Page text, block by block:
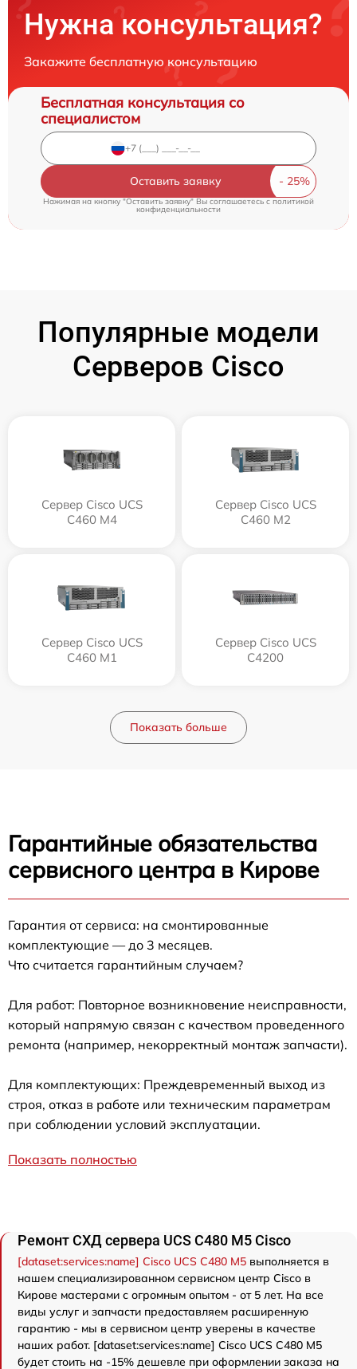
Нужна консультация?
Закажите бесплатную консультацию
Бесплатная консультация со
специалистом
Оставить заявку
Нажимая на кнопку "Оставить заявку" Вы соглашаетесь cполитикой
конфиденциальности
Популярные модели
Серверов Cisco
Сервер Cisco UCS
C460 M4
Сервер Cisco UCS
C460 M2
Сервер Cisco UCS
C460 M1
Сервер Cisco UCS
C4200
Показать больше
Гарантийные обязательства
сервисного центра в Кирове
Гарантия от сервиса: на смонтированные
комплектующие — до 3 месяцев.
Что считается гарантийным случаем?
Для работ: Повторное возникновение неисправности,
который напрямую связан с качеством проведенного
ремонта (например, некорректный монтаж запчасти).
Для комплектующих: Преждевременный выход из
строя, отказ в работе или техническим параметрам
при соблюдении условий эксплуатации.
Показать полностью
Ремонт СХД сервера UCS C480 M5 Cisco
[dataset:services:name] Cisco UCS C480 M5 выполняется в
нашем специализированном сервисном центр Cisco в
Кирове мастерами с огромным опытом - от 5 лет. На все
виды услуг и запчасти предоставляем расширенную
гарантию - мы в сервисном центр уверены в качестве
наших работ. [dataset:services:name] Cisco UCS C480 M5
будет стоить на -15% дешевле при оформлении заказа на